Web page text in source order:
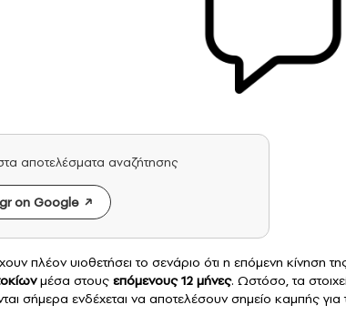
αποτελέσματα αναζήτησης
on Google
πλέον υιοθετήσει το σενάριο ότι η επόμενη κίνηση
μέσα στους επόμενους 12 μήνες. Ωστόσο, τα
σήμερα ενδέχεται να αποτελέσουν σημείο καμπής για